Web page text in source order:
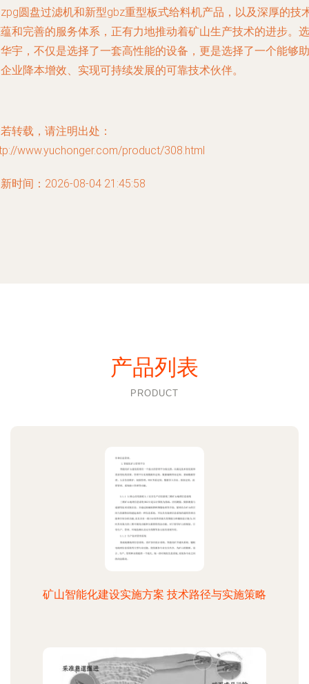
圆盘过滤机和新型gbz重型板式给料机产品，以及深厚的技
和完善的服务体系，正有力地推动着矿山生产技术的进步。选
宇，不仅是选择了一套高性能的设备，更是选择了一个能够助
业降本增效、实现可持续发展的可靠技术伙伴。
转载，请注明出处：
www.yuchonger.com/product/308.html
时间：2026-08-04 21:45:58
产品列表
PRODUCT
矿山智能化建设实施方案 技术路径与实施策略